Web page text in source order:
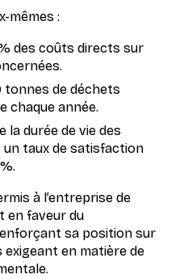
mêmes :
des coûts directs sur
tonnes de déchets
chaque année.
la durée de vie des
un taux de satisfaction
à l’entreprise de
en faveur du
sa position sur
exigeant en matière de